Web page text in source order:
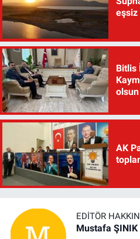
eşsiz
Bitlis
AK
EDITÖR
Mustafa ŞINIK